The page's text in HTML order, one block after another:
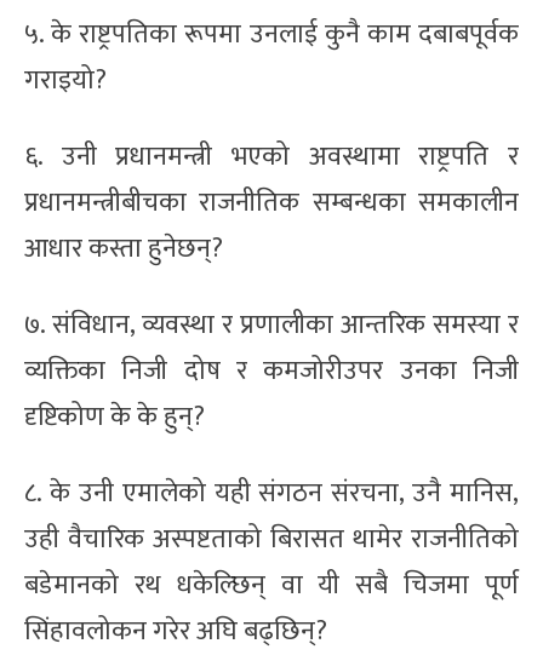
५. के राष्ट्रपतिका रूपमा उनलाई कुनै काम दबाबपूर्वक
गराइयो?
६. उनी प्रधानमन्त्री भएको अवस्थामा राष्ट्रपति र
प्रधानमन्त्रीबीचका राजनीतिक सम्बन्धका समकालीन
आधार कस्ता हुनेछन्?
७. संविधान, व्यवस्था र प्रणालीका आन्तरिक समस्या र
व्यक्तिका निजी दोष र कमजोरीउपर उनका निजी
दृष्टिकोण के के हुन्?
८. के उनी एमालेको यही संगठन संरचना, उनै मानिस,
उही वैचारिक अस्पष्टताको बिरासत थामेर राजनीतिको
बडेमानको रथ धकेल्छिन् वा यी सबै चिजमा पूर्ण
सिंहावलोकन गरेर अघि बढ्छिन्?